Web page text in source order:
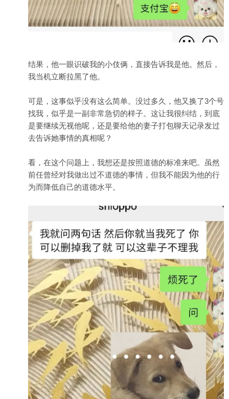
结果，他一眼识破我的小伎俩，直接告诉我是他。然后，
我当机立断拉黑了他。
可是，这事似乎没有这么简单。没过多久，他又换了3个号
找我，似乎是一副非常急切的样子。这让我很纠结，到底
是要继续无视他呢，还是要给他的妻子打包聊天记录发过
去告诉她事情的真相呢？
看，在这个问题上，我想还是按照道德的标准来吧。虽然
前任曾经对我做出过不道德的事情，但我不能因为他的行
为而降低自己的道德水平。